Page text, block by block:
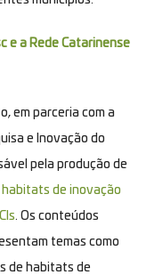
e a Rede Catarinense
em parceria com a
e Inovação do
pela produção de
de inovação
. Os conteúdos
temas como
de habitats de